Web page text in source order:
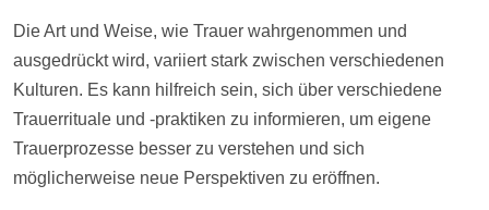
Die Art und Weise, wie Trauer wahrgenommen und
ausgedrückt wird, variiert stark zwischen verschiedenen
Kulturen. Es kann hilfreich sein, sich über verschiedene
Trauerrituale und -praktiken zu informieren, um eigene
Trauerprozesse besser zu verstehen und sich
möglicherweise neue Perspektiven zu eröffnen.